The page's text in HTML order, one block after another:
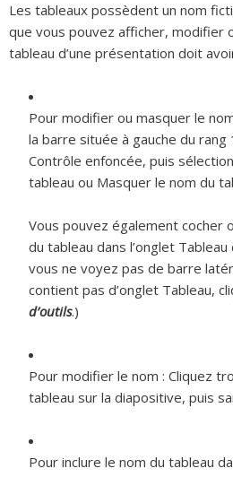
Les tableaux possèdent un nom
que vous pouvez afficher, modifier
tableau d’une présentation doit
Pour modifier ou masquer le
la barre située à gauche du
Contrôle enfoncée, puis
tableau ou Masquer le nom du
Vous pouvez également cocher
du tableau dans l’onglet
vous ne voyez pas de barre
contient pas d’onglet Tableau,
d’outils.)
Pour modifier le nom : Cliquez
tableau sur la diapositive, puis
Pour inclure le nom du tableau